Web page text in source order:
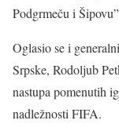
Podgrmeču i
Oglasio se i
Srpske, Rodoljub
nastupa pomenutih
nadležnosti FIFA.